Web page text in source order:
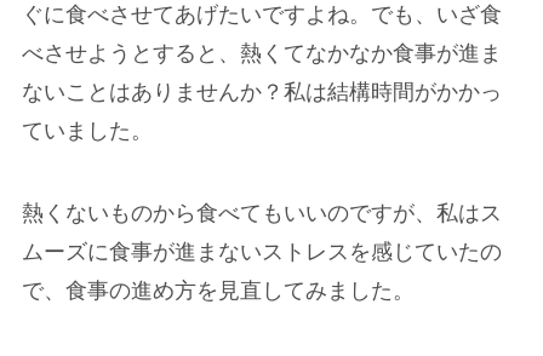
ぐに食べさせてあげたいですよね。でも、いざ食
べさせようとすると、熱くてなかなか食事が進ま
ないことはありませんか？私は結構時間がかかっ
ていました。
熱くないものから食べてもいいのですが、私はス
ムーズに食事が進まないストレスを感じていたの
で、食事の進め方を見直してみました。